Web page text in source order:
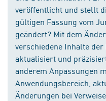
veröffentlicht und stellt
gültigen Fassung vom
geändert? Mit dem
verschiedene Inhalte
aktualisiert und
anderem Anpassungen
Anwendungsbereich,
Änderungen bei